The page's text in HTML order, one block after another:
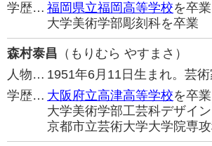
学歴… 福岡県立福岡高等学校を卒
大学美術学部彫刻科を卒業
森村泰昌 （もりむら やすまさ）
人物… 1951年6月11日生まれ。芸術
学歴… 大阪府立高津高等学校を卒
大学美術学部工芸科デザイ
京都市立芸術大学大学院専